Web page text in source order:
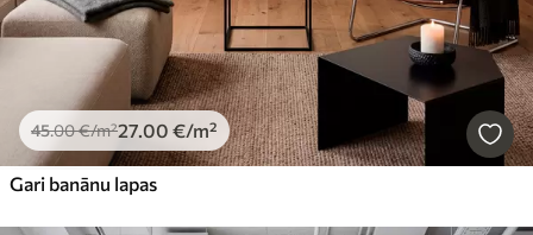
45.00€/m²27 .00 €/m²
Gari banānu lapas